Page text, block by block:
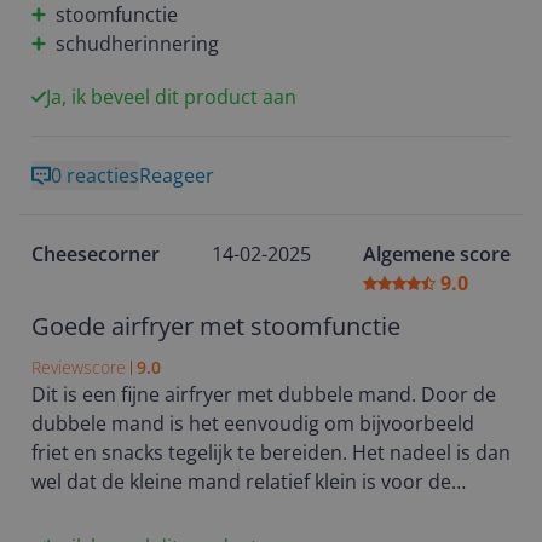
een eitje koken, of aardappelen en groente stomen.
Vlees wordt zoveel lekkerder door de functie stoom
en airfry te gebruiken..
voedselresten heel makkelijk verwijderen, maar de
duidelijke pictogrammen op het bedieningspaneel.
Ook wordt alles duidelijk uitgelegd in de digitale
handleiding, hier vind je handige tabellen met
voor meer inspiratie staan er in de HomeID app
lekkere recepten die zijn afgestemd op deze airfryer.
Ik mocht deze airfryer testen, en ben zeker
enthousiast.
stoomfunctie
schudherinnering
Ja, ik beveel dit product aan
0 reactiesReageer
Cheesecorner 14-02-2025
Algemene score
9.0
Goede airfryer met stoomfunctie
Reviewscore 9.0
Dit is een fijne airfryer met dubbele mand. Door de
dubbele mand is het eenvoudig om bijvoorbeeld
friet en snacks tegelijk te bereiden. Het nadeel is dan
wel dat de kleine mand relatief klein is voor de